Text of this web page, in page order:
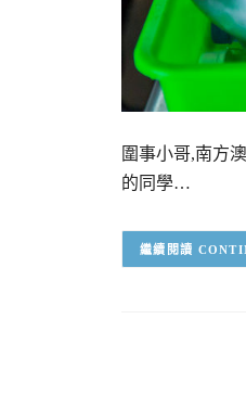
圍事小哥,南方
的同學…